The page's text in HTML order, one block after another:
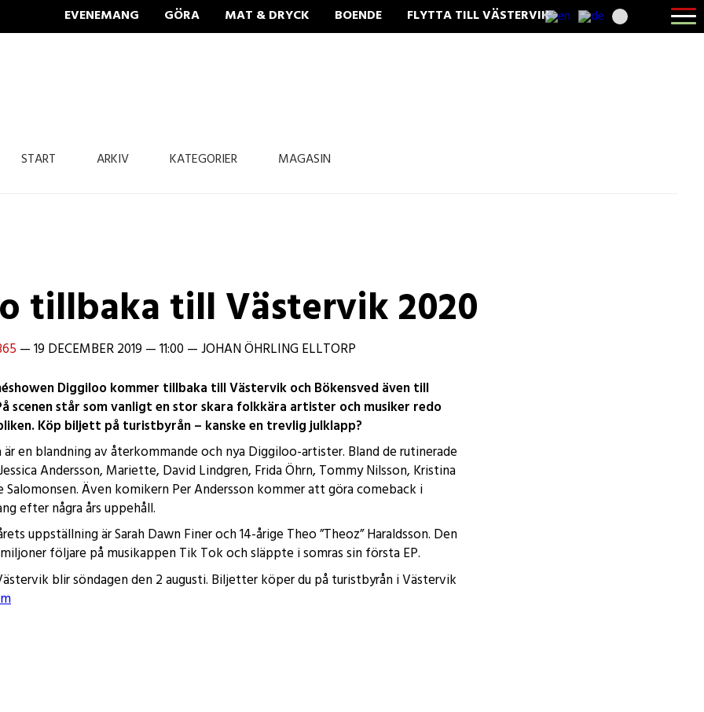
Öppna
menyn
EVENEMANG GÖRA MAT & DRYCK BOENDE FLYTTA TILL VÄSTERVIK
START ARKIV KATEGORIER MAGASIN
tillbaka till Västervik 2020
—19 DECEMBER 2019 —11:00 —JOHAN ÖHRLING ELLTORP
Diggiloo kommer tillbaka till Västervik och Bökensved även till
scenen står som vanligt en stor skara folkkära artister och musiker redo
Köp biljett på turistbyrån – kanske en trevlig julklapp?
en blandning av återkommande och nya Diggiloo-artister. Bland de rutinerade
Andersson, Mariette, David Lindgren, Frida Öhrn, Tommy Nilsson, Kristina
Salomonsen. Även komikern Per Andersson kommer att göra comeback i
efter några års uppehåll.
uppställning är Sarah Dawn Fineroch 14-årige Theo ”Theoz” Haraldsson. Den
följare på musikappen Tik Tok och släppte i somras sin första EP.
blir söndagen den 2 augusti. Biljetter köper du på turistbyrån i Västervik